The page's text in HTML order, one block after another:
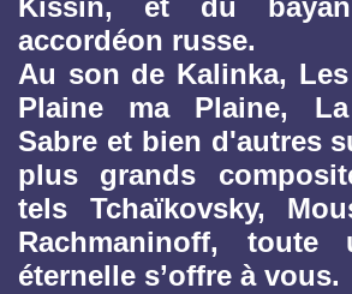
Kissin, et du
accordéon russe.
Au son de Kalinka,
Plaine ma Plaine,
Sabre et bien d'autres
plus grands
tels Tchaïkovsky,
Rachmaninoff, toute
éternelle s’offre à vous.